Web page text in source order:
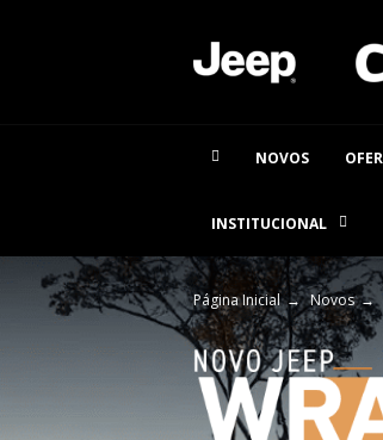
NOVOS
INSTITUCIONAL
Página Inicial Novos